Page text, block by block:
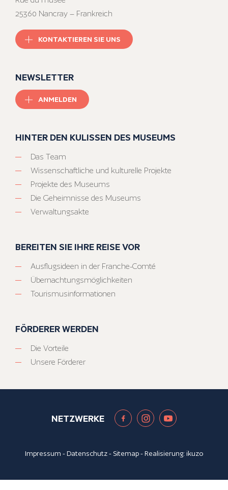
25360 Nancray – Frankreich
KONTAKTIEREN SIE UNS
NEWSLETTER
ANMELDEN
HINTER DEN KULISSEN DES MUSEUMS
Das Team
Wissenschaftliche und kulturelle Projekte
Projekte des Museums
Die Geheimnisse des Museums
Verwaltungsakte
BEREITEN SIE IHRE REISE VOR
Ausflugsideen in der Franche-Comté
Übernachtungsmöglichkeiten
Tourismusinformationen
FÖRDERER WERDEN
Die Vorteile
Unsere Förderer
NETZWERKE
Impressum -Datenschutz- Sitemap- Realisierung:ikuzo